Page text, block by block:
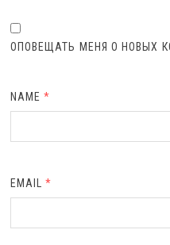
ОПОВЕЩАТЬ МЕНЯ О НОВЫХ
NAME*
EMAIL*